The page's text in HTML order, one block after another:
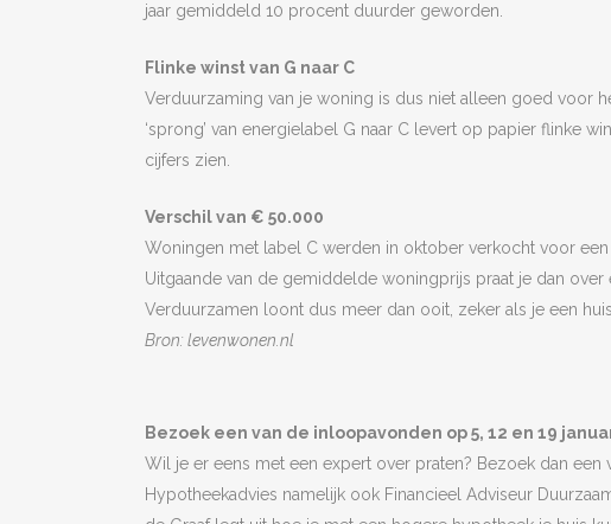
jaar gemiddeld 10 procent duurder geworden.
Flinke winst van G naar C
Verduurzaming van je woning is dus niet alleen goed voor
‘sprong’ van energielabel G naar C levert op papier flinke
cijfers zien.
Verschil van € 50.000
Woningen met label C werden in oktober verkocht voor
Uitgaande van de gemiddelde woningprijs praat je dan
Verduurzamen loont dus meer dan ooit, zeker als je een
Bron: levenwonen.nl
Bezoek een van de inloopavonden op 5, 12 en 19
Wil je er eens met een expert over praten? Bezoek dan
Hypotheekadvies namelijk ook Financieel Adviseur